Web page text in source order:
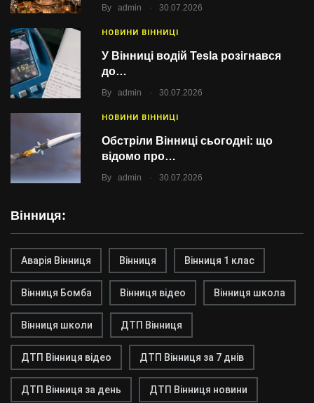
By admin . 30.07.2026
НОВИНИ ВІННИЦІ
У Вінниці водій Tesla розігнався
до…
By admin . 30.07.2026
НОВИНИ ВІННИЦІ
Обстріли Вінниці сьогодні: що
відомо про…
By admin . 30.07.2026
Вінниця:
Аварія Вінниця Вінниця Вінниця 1 клас
Вінниця Бомба Вінниця відео Вінниця школа
Вінниця школи ДТП Вінниця
ДТП Вінниця відео ДТП Вінниця за 7 днів
ДТП Вінниця за день ДТП Вінниця новини